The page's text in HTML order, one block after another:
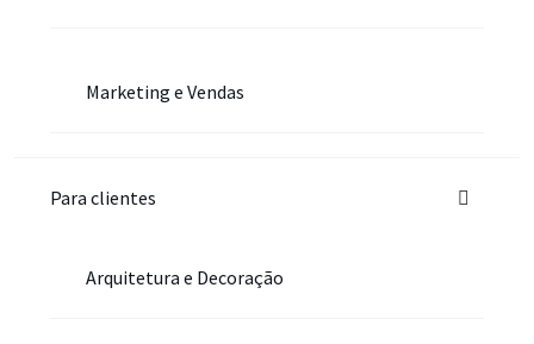
Marketing e Vendas
Para clientes
Arquitetura e Decoração